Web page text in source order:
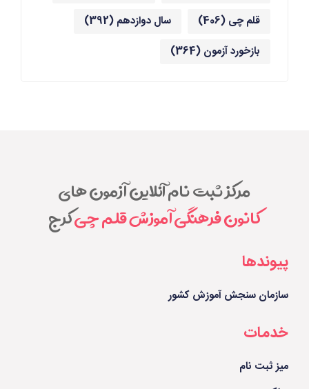
قلم چی (406) سال دوازدهم(392)
بازخورد آزمون(364)
مرکز ثبت نام آنلاین آزمون های
کانون فرهنگی آموزش قلم چیکرج
پیوندها
سازمان سنجش آموزش کشور
خدمات
میز ثبت نام